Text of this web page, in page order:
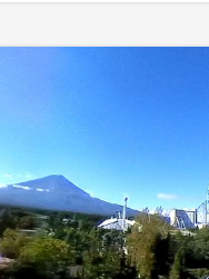
www.redbull.com/cliff-diving